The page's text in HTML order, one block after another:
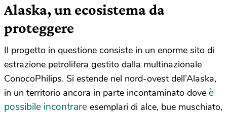
Alaska, un ecosistema da
proteggere
Il progetto in questione consiste in un enorme sito di
estrazione petrolifera gestito dalla multinazionale
ConocoPhilips. Si estende nel nord-ovest dell’Alaska,
in un territorio ancora in parte incontaminato dove è
possibile incontrare esemplari di alce, bue muschiato,